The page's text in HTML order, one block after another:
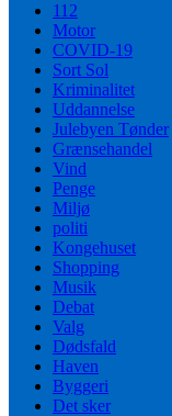
112
Motor
COVID-19
Sort Sol
Kriminalitet
Uddannelse
Julebyen Tønder
Grænsehandel
Vind
Penge
Miljø
politi
Kongehuset
Shopping
Musik
Debat
Valg
Dødsfald
Haven
Byggeri
Det sker